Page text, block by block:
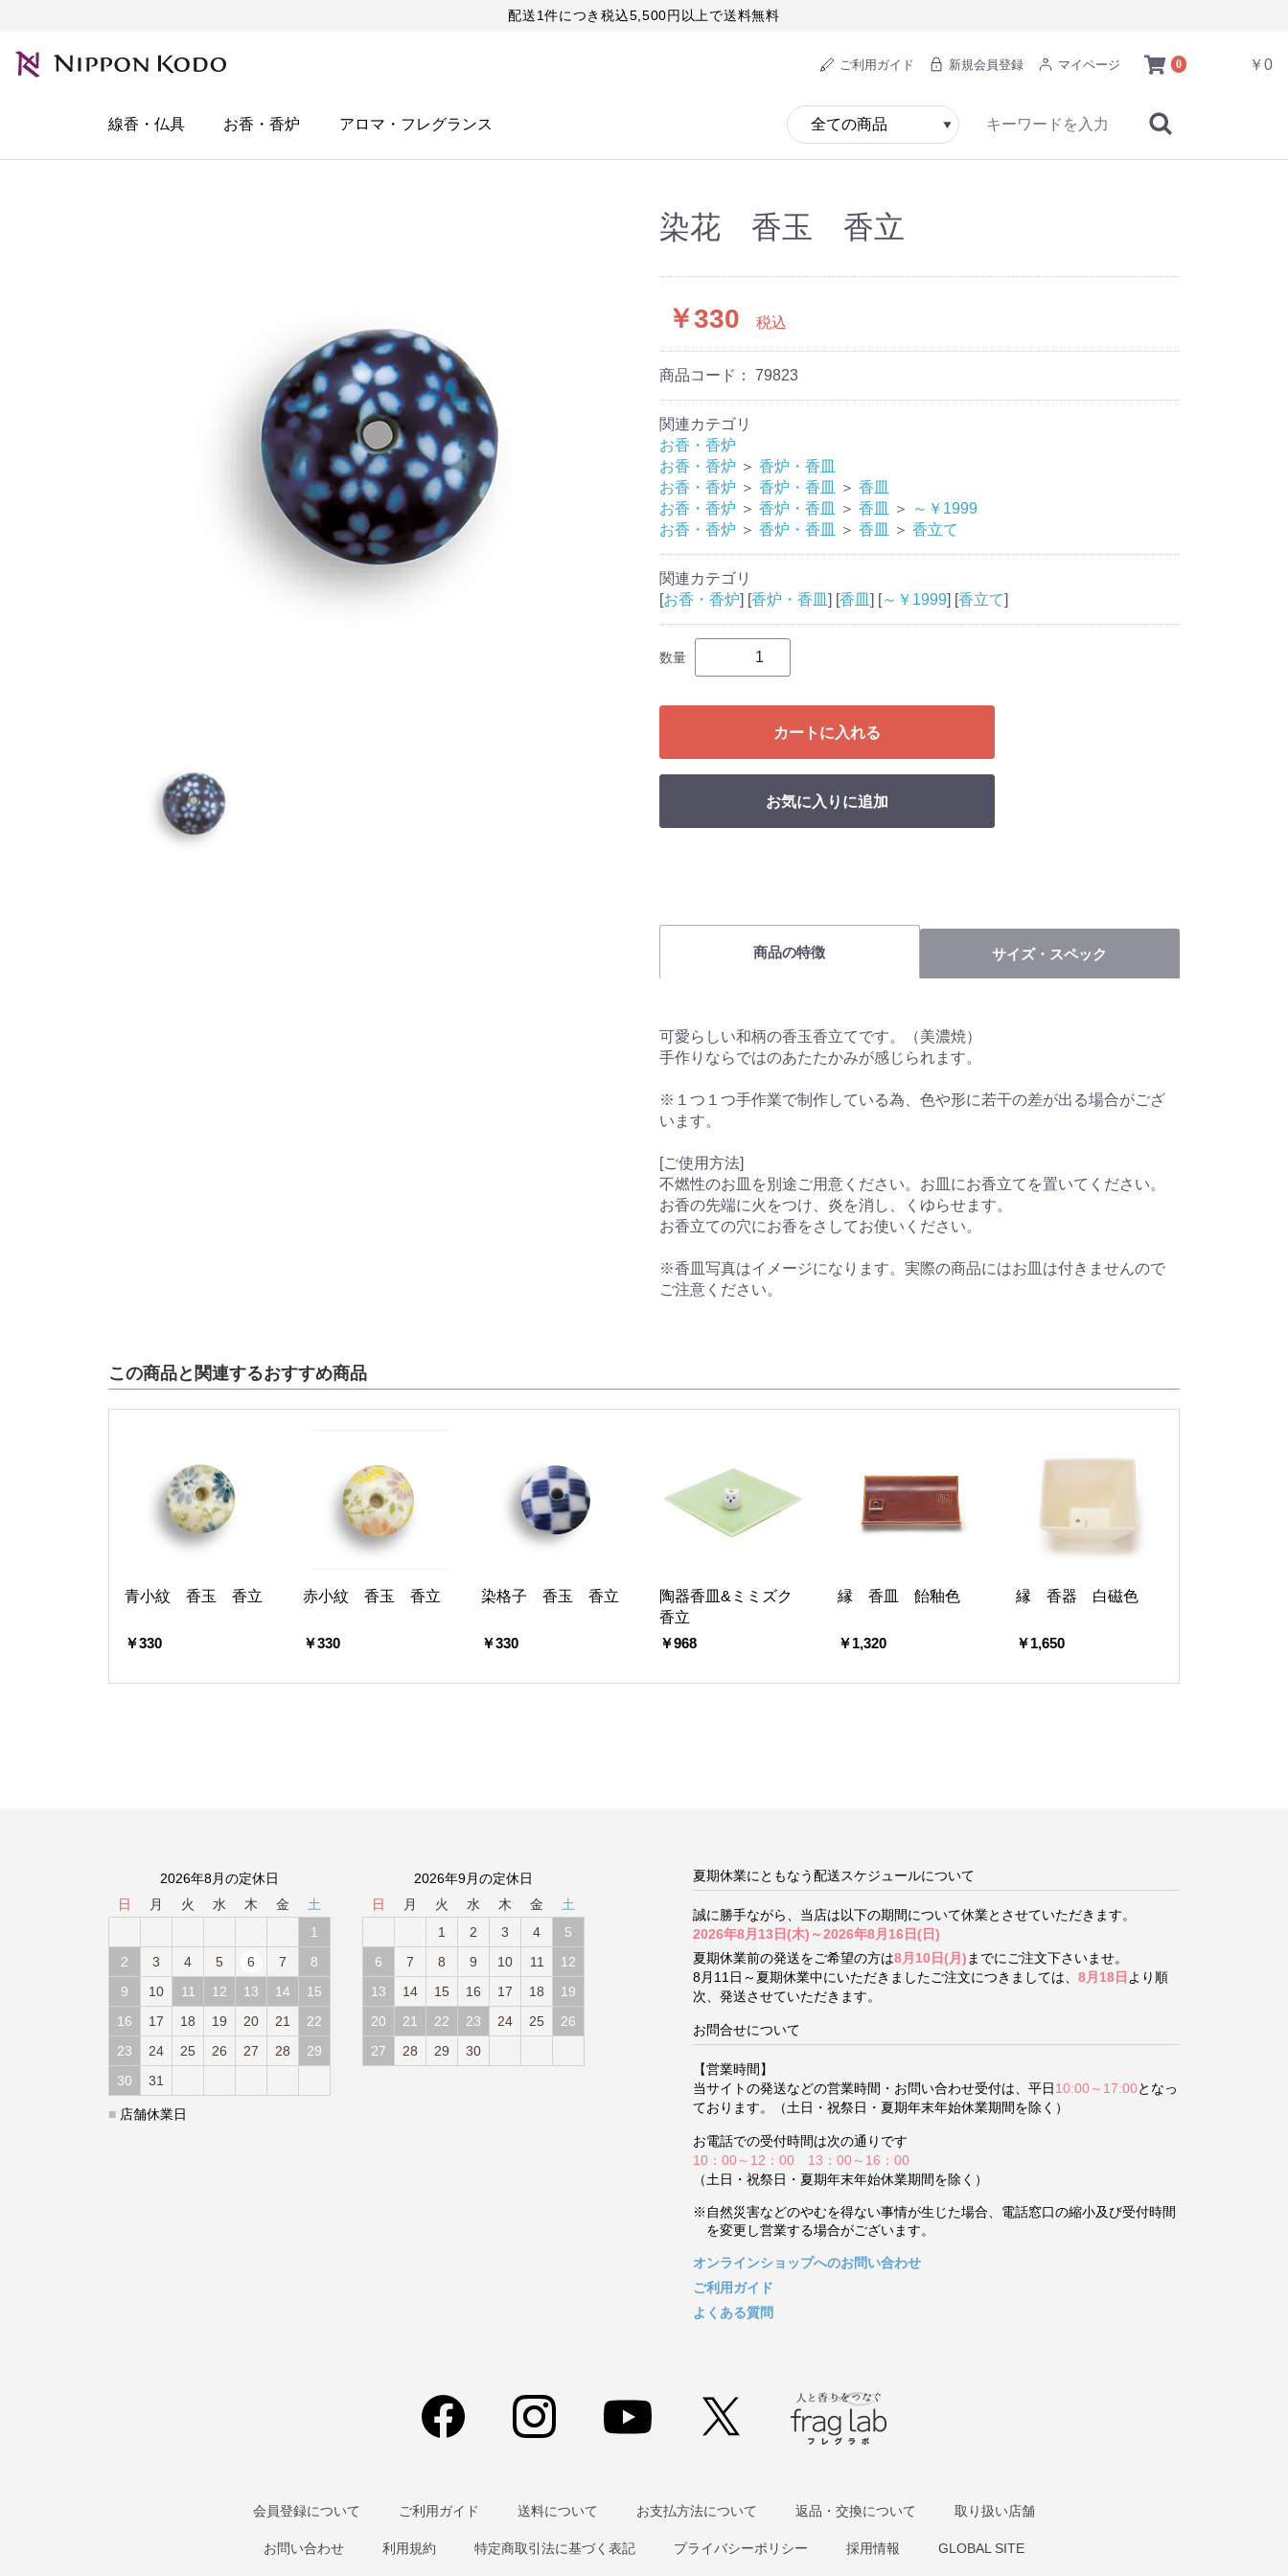
配送1件につき税込5,500円以上で送料無料
0 ￥0
ご利用ガイド 新規会員登録 マイページ
線香・仏具 お香・香炉 アロマ・フレグランス
染花 香玉 香立
￥330 税込
商品コード： 79823
関連カテゴリ
お香・香炉
お香・香炉 ＞ 香炉・香皿
お香・香炉 ＞ 香炉・香皿 ＞ 香皿
お香・香炉 ＞ 香炉・香皿 ＞ 香皿 ＞
～￥1999
お香・香炉 ＞ 香炉・香皿 ＞ 香皿 ＞ 香立て
関連カテゴリ
[お香・香炉] [香炉・香皿 ] [香皿 ] [～￥1999] [香立て]
数量
カートに入れる
お気に入りに追加
商品の特徴 サイズ・スペック
可愛らしい和柄の香玉香立てです。（美濃焼）
手作りならではのあたたかみが感じられます。
※１つ１つ手作業で制作している為、色や形に若干の差が出る場合がござ
います。
[ご使用方法]
不燃性のお皿を別途ご用意ください。お皿にお香立てを置いてください。
お香の先端に火をつけ、炎を消し、くゆらせます。
お香立ての穴にお香をさしてお使いください。
※香皿写真はイメージになります。実際の商品にはお皿は付きませんので
ご注意ください。
この商品と関連するおすすめ商品
青小紋 香玉 香立
￥330
赤小紋 香玉 香立
￥330
染格子 香玉 香立
￥330
陶器香皿&ミミズク
香立
￥968
縁 香皿 飴釉色
￥1,320
縁 香器 白磁色
￥1,650
2026年8月の定休日
日
月 火 水 木 金
土
1
2
3 4 5 6 7
8
9
10 11 12 13 14
15
16
17 18 19 20 21
22
23
24 25 26 27 28
29
30
31
2026年9月の定休日
日
月 火 水 木 金
土
1
2 3 4
5
6
7 8 9 10 11
12
13
14 15 16 17 18
19
20
21 22 23 24 25
26
27
28 29 30
■ 店舗休業日
夏期休業にともなう配送スケジュールについて
誠に勝手ながら、当店は以下の期間について休業とさせていただきます。
2026年8月13日(木)～2026年8月16日(日)
夏期休業前の発送をご希望の方は8月10日(月) までにご注文下さいませ。
8月11日～夏期休業中にいただきましたご注文につきましては、 8月18日 より順
次、発送させていただきます。
お問合せについて
【営業時間】
当サイトの発送などの営業時間・お問い合わせ受付は、平日10:00～17:00となっ
ております。（土日・祝祭日・夏期年末年始休業期間を除く）
お電話での受付時間は次の通りです
10：00～12：00 13：00～16：00
（土日・祝祭日・夏期年末年始休業期間を除く）
※自然災害などのやむを得ない事情が生じた場合、電話窓口の縮小及び受付時間
を変更し営業する場合がございます。
オンラインショップへのお問い合わせ
ご利用ガイド
よくある質問
会員登録について ご利用ガイド 送料について お支払方法について 返品・交換について 取り扱い店舗
お問い合わせ 利用規約 特定商取引法に基づく表記 プライバシーポリシー 採用情報 GLOBAL SITE